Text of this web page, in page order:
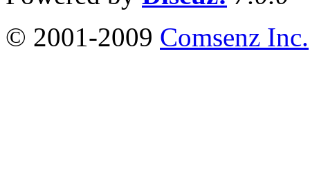
© 2001-2009 Comsenz Inc.